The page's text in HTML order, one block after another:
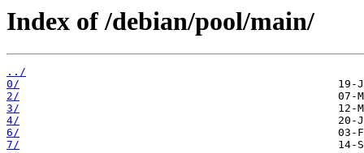
Index of /debian/pool/main/
../
0/
2/
3/
4/
6/
7/